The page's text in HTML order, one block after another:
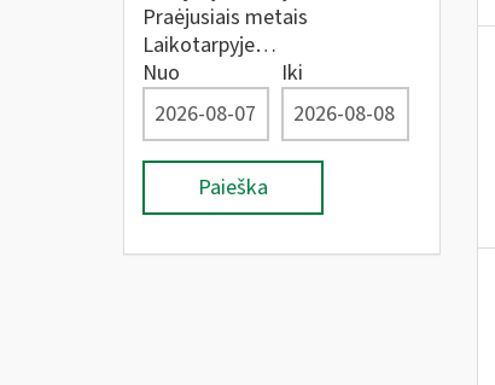
Praėjusiais metais
Laikotarpyje…
Nuo
Iki
Paieška